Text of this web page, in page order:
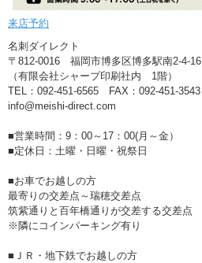
来店予約
名刺ダイレクト
〒812-0016 福岡市博多区博多駅南2-4-16
（有限会社シャープ印刷社内 1階）
TEL：092-451-6565 FAX：092-451-3543
info@meishi-direct.com
■営業時間：9：00～17：00(月～金）
■定休日：土曜・日曜・祝祭日
■お車でお越しの方
最寄りの交差点～瑞穂交差点
筑紫通りと百年橋通りが交差する交差点
※隣にコインパーキング有り
■ＪＲ・地下鉄でお越しの方